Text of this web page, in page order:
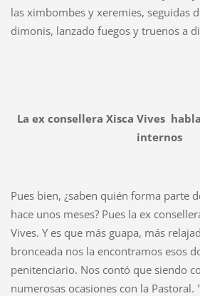
las ximbombes y xeremies, seguidas
dimonis, lanzado fuegos y truenos a
La ex consellera Xisca Vives
internos
Pues bien, ¿saben quién forma parte
hace unos meses? Pues la ex
Vives. Y es que más guapa, más
bronceada nos la encontramos esos
penitenciario. Nos contó que siendo
numerosas ocasiones con la Pastoral.